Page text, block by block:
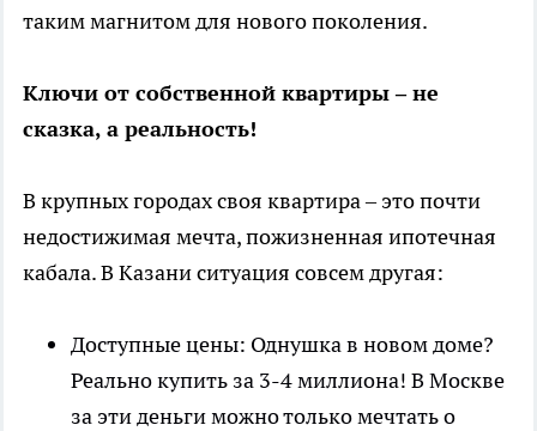
таким магнитом для нового поколения.
Ключи от собственной квартиры – не
сказка, а реальность!
В крупных городах своя квартира – это почти
недостижимая мечта, пожизненная ипотечная
кабала. В Казани ситуация совсем другая:
Доступные цены: Однушка в новом доме?
Реально купить за 3-4 миллиона! В Москве
за эти деньги можно только мечтать о